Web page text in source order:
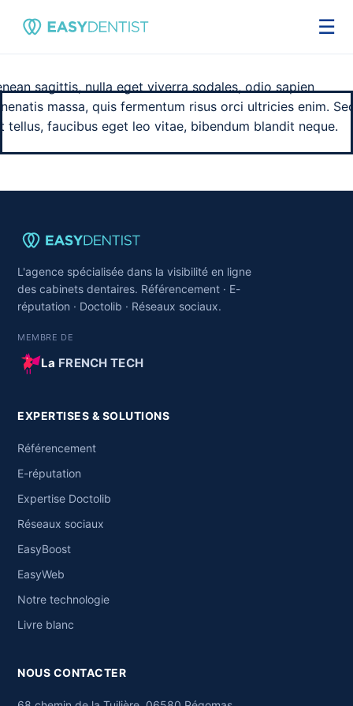
☰
sagittis, nulla eget viverra sodales, odio sapien
massa, quis fermentum risus orci ultricies enim.
tellus, faucibus eget leo vitae, bibendum blandit neque.
L'agence spécialisée dans la visibilité en ligne
des cabinets dentaires. Référencement · E-
réputation · Doctolib · Réseaux sociaux.
MEMBRE DE
La FRENCH TECH
EXPERTISES & SOLUTIONS
Référencement
E-réputation
Expertise Doctolib
Réseaux sociaux
EasyBoost
EasyWeb
Notre technologie
Livre blanc
NOUS CONTACTER